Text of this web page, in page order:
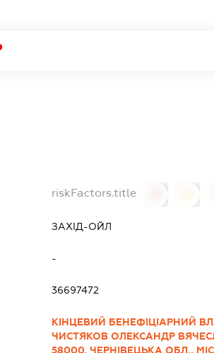
riskFactors.title
ЗАХІД-ОЙЛ
-
36697472
КІНЦЕВИЙ БЕНЕФІЦІАРНИЙ
ЧИСТЯКОВ ОЛЕКСАНДР
58000, ЧЕРНІВЕЦЬКА ОБЛ.,